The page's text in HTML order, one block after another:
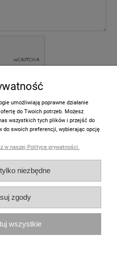
konto
umożliwiają poprawne działanie
do Twoich potrzeb. Możesz
wszystkich tych plików i przejść do
do swoich preferencji, wybierając opcję
w naszej Polityce prywatności.
niezbędne
zgody
wszystkie